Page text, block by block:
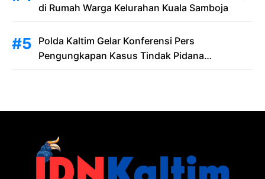
di Rumah Warga Kelurahan Kuala Samboja
Polda Kaltim Gelar Konferensi Pers
Pengungkapan Kasus Tindak Pidana